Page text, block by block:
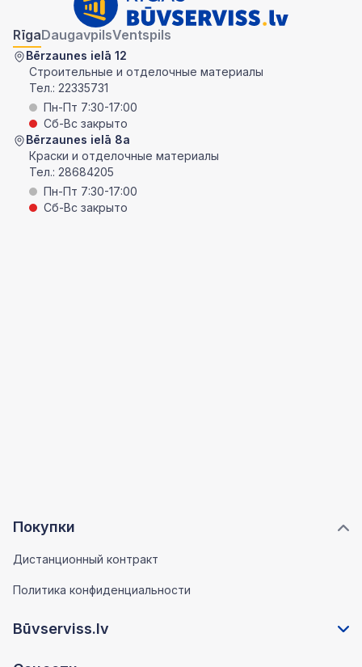
Покупки
Дистанционный контракт
Политика конфиденциальности
Būvserviss.lv
RīgaDaugavpilsVentspils
Bērzaunes ielā 12
Строительные и отделочные материалы
Тел.: 22335731
Пн-Пт 7:30-17:00
Сб-Вс закрыто
Bērzaunes ielā 8a
Краски и отделочные материалы
Тел.: 28684205
Пн-Пт 7:30-17:00
Сб-Вс закрыто